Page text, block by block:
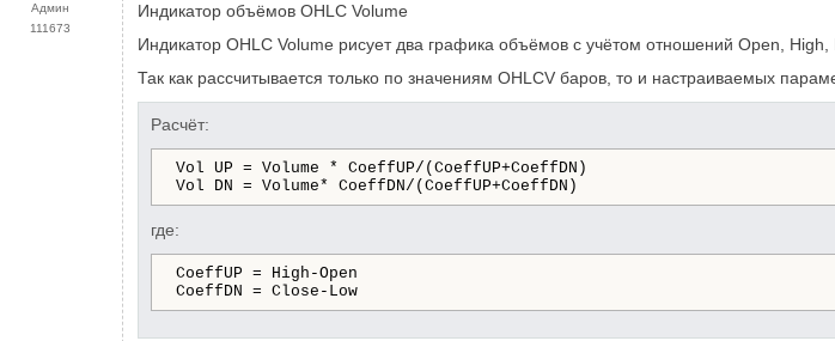
Админ
111673
Индикатор объёмов OHLC Volume
Индикатор OHLC Volume рисует два графика объёмов с учётом отношений Open,
Так как рассчитывается только по значениям OHLCV баров, то и настраиваемых
Расчёт:
Vol UP = Volume * CoeffUP/(CoeffUP+CoeffDN)
Vol DN = Volume* CoeffDN/(CoeffUP+CoeffDN)
где:
CoeffUP = High-Open
CoeffDN = Close-Low